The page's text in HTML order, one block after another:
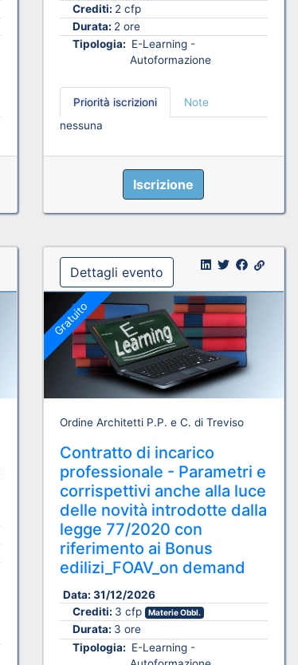
Crediti: 2 cfp
Durata: 2 ore
Tipologia: E-Learning -
Autoformazione
Priorità iscrizioni
Note
nessuna
Iscrizione
Dettagli evento
Gratuito
Ordine Architetti P.P. e C. di Treviso
Contratto di incarico
professionale - Parametri e
corrispettivi anche alla luce
delle novità introdotte dalla
legge 77/2020 con
riferimento ai Bonus
edilizi_FOAV_on demand
Data: 31/12/2026
Crediti: 3 cfp Materie Obbl.
Durata: 3 ore
Tipologia: E-Learning -